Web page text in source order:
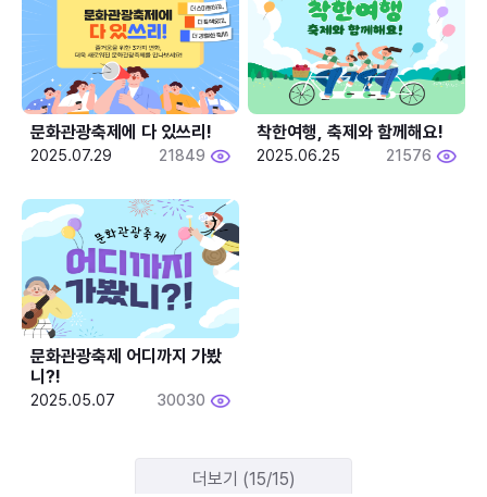
문화관광축제에 다 있쓰리!
2025.07.29 21849
착한여행, 축제와 함께해요!
2025.06.25 21576
문화관광축제 어디까지 가봤
니?!
2025.05.07 30030
더보기 (15/15)